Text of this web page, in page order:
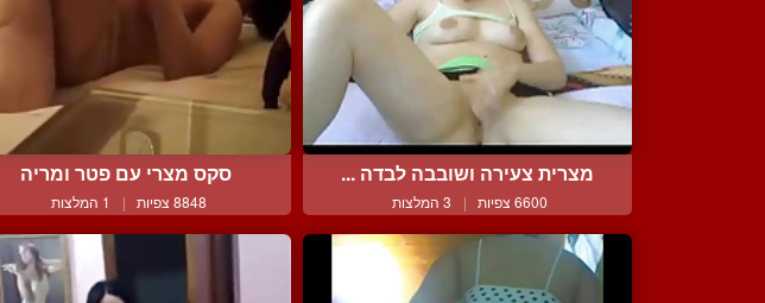
מצרית צעירה ושובבה לבדה ...
6600 צפיות | 3 המלצות
סקס מצרי עם פטר ומריה
8848 צפיות | 1 המלצות